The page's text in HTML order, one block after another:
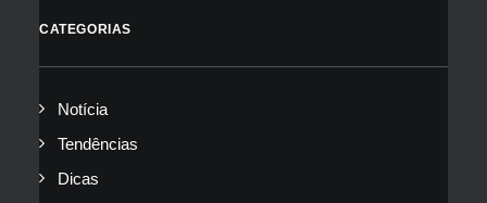
CATEGORIAS
Notícia
Tendências
Dicas